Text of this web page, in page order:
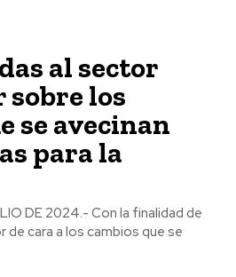
al sector
los
se avecinan
para la
DE 2024.- Con la finalidad de
de cara a los cambios que se